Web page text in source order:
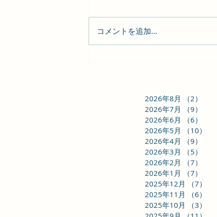
コメントを追加…
2026年8月 （2）
2026年7月
（9）
2026年6月
（6）
2026年5月
（10）
2026年4月
（9）
2026年3月
（5）
2026年2月
（7）
2026年1月
（7）
2025年12月
（7）
2025年11月
（6）
2025年10月
（3）